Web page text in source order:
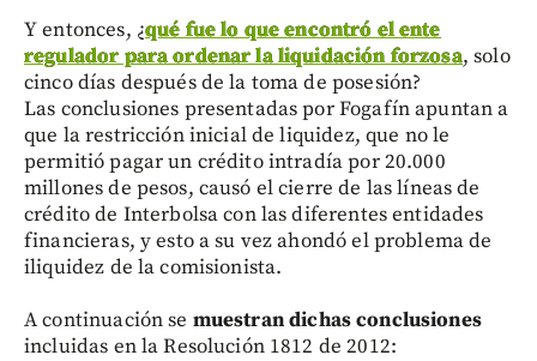
Y entonces, ¿qué fue lo que encontró el ente
regulador para ordenar la liquidación forzosa, solo
cinco días después de la toma de posesión?
Las conclusiones presentadas por Fogafín apuntan a
que la restricción inicial de liquidez, que no le
permitió pagar un crédito intradía por 20.000
millones de pesos, causó el cierre de las líneas de
crédito de Interbolsa con las diferentes entidades
financieras, y esto a su vez ahondó el problema de
iliquidez de la comisionista.
A continuación se muestran dichas conclusiones
incluidas en la Resolución 1812 de 2012: